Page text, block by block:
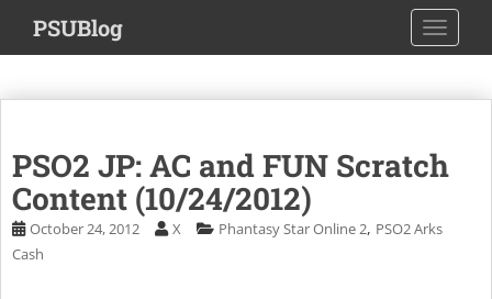
i
m
PSUBlog
PSO2 JP: AC and FUN Scratch
Content (10/24/2012)
October 24, 2012 X Phantasy Star Online 2, PSO2 Arks
Cash